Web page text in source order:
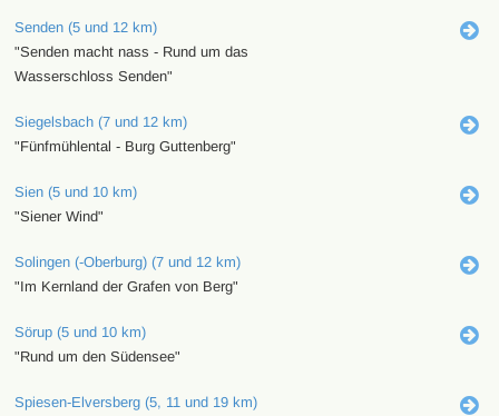
Senden (5 und 12 km)
"Senden macht nass - Rund um das
Wasserschloss Senden"
Siegelsbach (7 und 12 km)
"Fünfmühlental - Burg Guttenberg"
Sien (5 und 10 km)
"Siener Wind"
Solingen (-Oberburg) (7 und 12 km)
"Im Kernland der Grafen von Berg"
Sörup (5 und 10 km)
"Rund um den Südensee"
Spiesen-Elversberg (5, 11 und 19 km)